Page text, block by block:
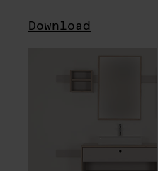
Download